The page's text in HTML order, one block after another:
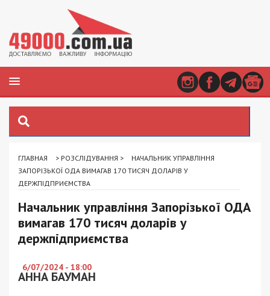
ГЛАВНАЯ > РОЗСЛІДУВАННЯ >
НАЧАЛЬНИК УПРАВЛІННЯ
ЗАПОРІЗЬКОЇ ОДА ВИМАГАВ 170 ТИСЯЧ ДОЛАРІВ У
ДЕРЖПІДПРИЄМСТВА
Начальник управління Запорізької ОДА
вимагав 170 тисяч доларів у
держпідприємства
6/07/2024 - 18:00
АННА БАУМАН